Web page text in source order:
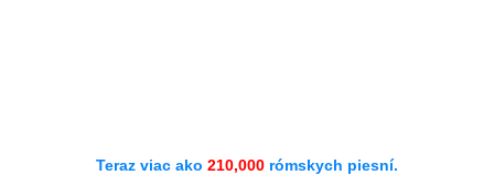
Teraz viac ako 210,000 rómskych piesní.